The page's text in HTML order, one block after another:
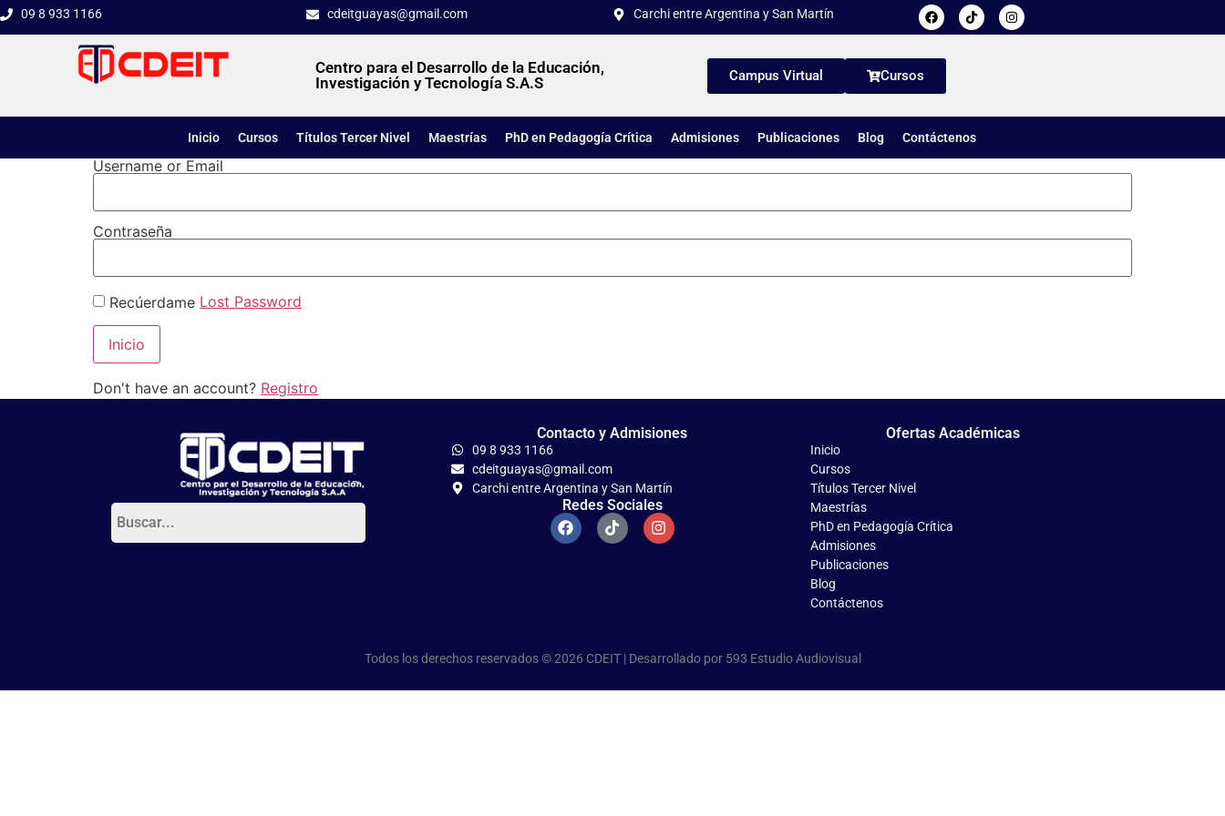
09 8 933 1166 cdeitguayas@gmail.com Carchi entre Argentina y San Martín
Centro para el Desarrollo de la Educación,
Investigación y Tecnología S.A.S
Campus Virtual Cursos
Inicio Cursos Títulos Tercer Nivel Maestrías PhD en Pedagogía Crítica Admisiones Publicaciones Blog Contáctenos
Username or Email
Contraseña
Recúerdame Lost Password
Don't have an account? Registro
Contacto y Admisiones
09 8 933 1166
cdeitguayas@gmail.com
Carchi entre Argentina y San Martín
Redes Sociales
Ofertas Académicas
Inicio
Cursos
Títulos Tercer Nivel
Maestrías
PhD en Pedagogía Crítica
Admisiones
Publicaciones
Blog
Contáctenos
Todos los derechos reservados © 2026 CDEIT | Desarrollado por 593 Estudio Audiovisual